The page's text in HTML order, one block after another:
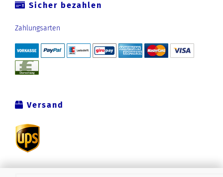
Sicher bezahlen
Zahlungsarten
Versand